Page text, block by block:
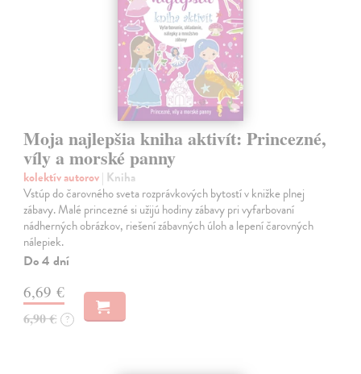
Moja najlepšia kniha aktivít: Princezné,
víly a morské panny
kolektív autorov| Kniha
Vstúp do čarovného sveta rozprávkových bytostí v knižke plnej
zábavy. Malé princezné si užijú hodiny zábavy pri vyfarbovaní
nádherných obrázkov, riešení zábavných úloh a lepení čarovných
nálepiek.
Do 4 dní
6,69 €
6,90 € ?